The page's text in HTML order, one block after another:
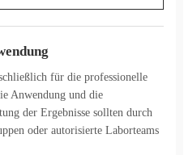
für die professionelle
Anwendung und die
der Ergebnisse sollten durch
oder autorisierte Laborteams